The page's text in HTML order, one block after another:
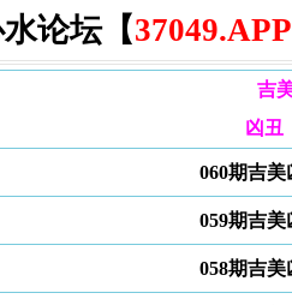
论坛【37049.APP
吉
凶丑
060期吉美
059期吉美
058期吉美